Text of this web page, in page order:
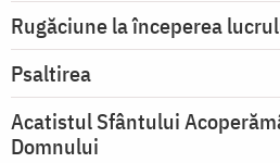
Rugăciune la începerea
Psaltirea
Acatistul Sfântului
Domnului